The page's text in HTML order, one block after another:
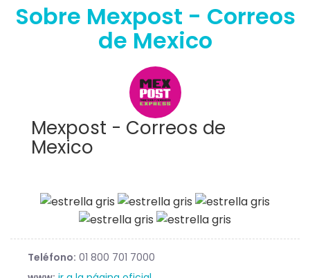
Sobre Mexpost - Correos
de Mexico
Mexpost - Correos de
Mexico
Teléfono: 01 800 701 7000